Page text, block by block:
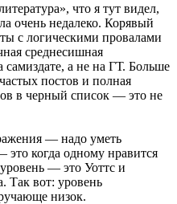
что я тут видел,
очень недалеко. Корявый
с логическими провалами
среднесишная
а не на ГТ. Больше
постов и полная
в черный список — это не
— надо уметь
это когда одному нравится
— это Уоттс и
Так вот: уровень
низок.